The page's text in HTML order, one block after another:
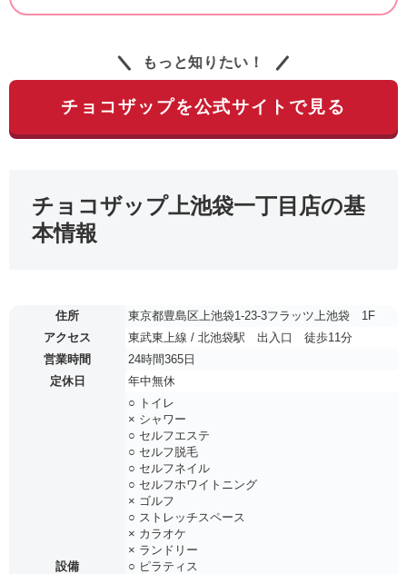
もっと知りたい！
チョコザップを公式サイトで見る
チョコザップ上池袋一丁目店の基
本情報
住所
東京都豊島区上池袋1-23-3フラッツ上池袋 1F
アクセス
東武東上線 / 北池袋駅 出入口 徒歩11分
営業時間
24時間365日
定休日
年中無休
設備
○ トイレ
× シャワー
○ セルフエステ
○ セルフ脱毛
○ セルフネイル
○ セルフホワイトニング
× ゴルフ
○ ストレッチスペース
× カラオケ
× ランドリー
○ ピラティス